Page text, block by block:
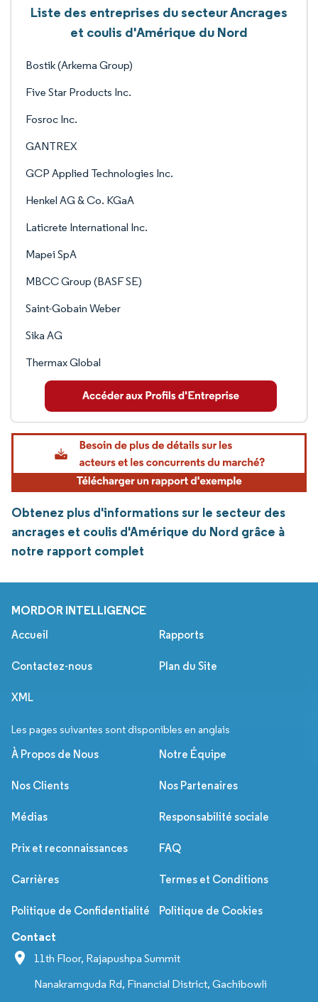
Liste des entreprises du secteur Ancrages
et coulis d'Amérique du Nord
Bostik (Arkema Group)
Five Star Products Inc.
Fosroc Inc.
GANTREX
GCP Applied Technologies Inc.
Henkel AG & Co. KGaA
Laticrete International Inc.
Mapei SpA
MBCC Group (BASF SE)
Saint-Gobain Weber
Sika AG
Thermax Global
Obtenez plus d'informations sur le secteur des
ancrages et coulis d'Amérique du Nord grâce à
notre rapport complet
MORDOR INTELLIGENCE
Accueil Rapports
Contactez-nous Plan du Site
XML
Les pages suivantes sont disponibles en anglais
À Propos de Nous Notre Équipe
Nos Clients Nos Partenaires
Médias Responsabilité sociale
Prix et reconnaissances FAQ
Carrières Termes et Conditions
Politique de Confidentialité Politique de Cookies
Contact
11th Floor, Rajapushpa Summit
Nanakramguda Rd, Financial District, Gachibowli